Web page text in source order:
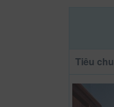
Tiêu